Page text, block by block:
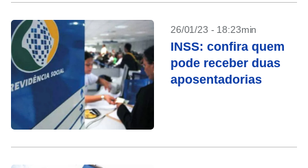
26/01/23 - 18:23min
INSS: confira quem
pode receber duas
aposentadorias